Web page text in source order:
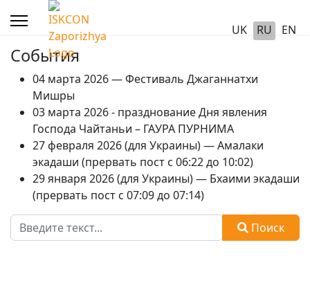
UK RU EN
События
04 марта 2026 — Фестиваль Джаганнатхи
Мишры
03 марта 2026 - празднование Дня явления
Господа Чайтаньи – ГАУРА ПУРНИМА
27 февраля 2026 (для Украины) — Амалаки
экадаши (прервать пост с 06:22 до 10:02)
29 января 2026 (для Украины) — Бхаими экадаши
(прервать пост с 07:09 до 07:14)
Поиск
Поиск